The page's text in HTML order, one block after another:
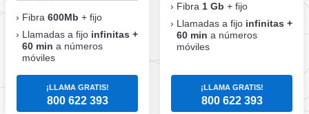
Fibra 600Mb + fijo
Llamadas a fijo infinitas +
60 min a números
móviles
¡LLAMA GRATIS!
800 622 393
Fibra 1 Gb + fijo
Llamadas a fijo infinitas +
60 min a números
móviles
¡LLAMA GRATIS!
800 622 393